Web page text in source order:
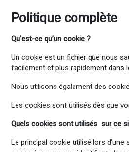
Politique complète
Qu'est-ce qu’un cookie ?
Un cookie est un fichier que nous
facilement et plus rapidement dans
Nous utilisons également des
Les cookies sont utilisés dès que
Quels cookies sont utilisés sur ce
Le principal cookie utilisé lors d'une